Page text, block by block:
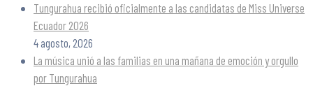
Tungurahua recibió oficialmente a las candidatas de Miss Universe
Ecuador 2026
4 agosto, 2026
La música unió a las familias en una mañana de emoción y orgullo
por Tungurahua